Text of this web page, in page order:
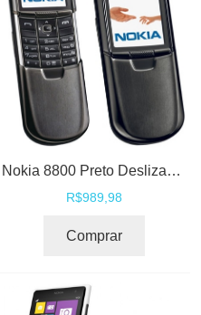
Nokia 8800 Preto Deslizante Bluetooth GSM- Desbloqueado - Desbloqueado
R$989,98
Comprar